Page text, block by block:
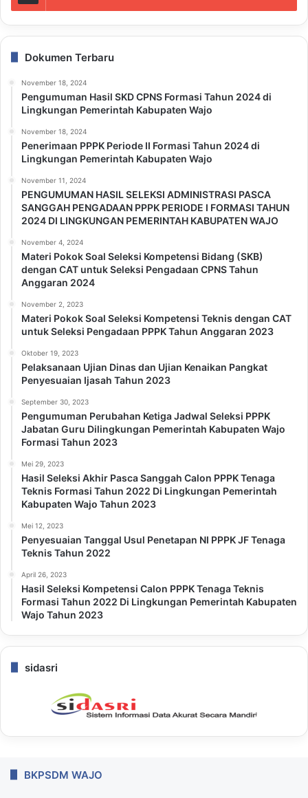
Dokumen Terbaru
November 18, 2024
Pengumuman Hasil SKD CPNS Formasi Tahun 2024 di
Lingkungan Pemerintah Kabupaten Wajo
November 18, 2024
Penerimaan PPPK Periode II Formasi Tahun 2024 di
Lingkungan Pemerintah Kabupaten Wajo
November 11, 2024
PENGUMUMAN HASIL SELEKSI ADMINISTRASI PASCA
SANGGAH PENGADAAN PPPK PERIODE I FORMASI TAHUN
2024 DI LINGKUNGAN PEMERINTAH KABUPATEN WAJO
November 4, 2024
Materi Pokok Soal Seleksi Kompetensi Bidang (SKB)
dengan CAT untuk Seleksi Pengadaan CPNS Tahun
Anggaran 2024
November 2, 2023
Materi Pokok Soal Seleksi Kompetensi Teknis dengan CAT
untuk Seleksi Pengadaan PPPK Tahun Anggaran 2023
Oktober 19, 2023
Pelaksanaan Ujian Dinas dan Ujian Kenaikan Pangkat
Penyesuaian Ijasah Tahun 2023
September 30, 2023
Pengumuman Perubahan Ketiga Jadwal Seleksi PPPK
Jabatan Guru Dilingkungan Pemerintah Kabupaten Wajo
Formasi Tahun 2023
Mei 29, 2023
Hasil Seleksi Akhir Pasca Sanggah Calon PPPK Tenaga
Teknis Formasi Tahun 2022 Di Lingkungan Pemerintah
Kabupaten Wajo Tahun 2023
Mei 12, 2023
Penyesuaian Tanggal Usul Penetapan NI PPPK JF Tenaga
Teknis Tahun 2022
April 26, 2023
Hasil Seleksi Kompetensi Calon PPPK Tenaga Teknis
Formasi Tahun 2022 Di Lingkungan Pemerintah Kabupaten
Wajo Tahun 2023
sidasri
BKPSDM WAJO